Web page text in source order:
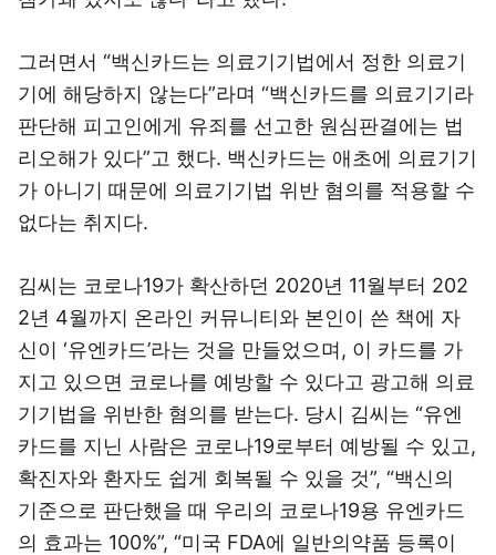
그러면서 “백신카드는 의료기기법에서 정한 의료기
기에 해당하지 않는다”라며 “백신카드를 의료기기라
판단해 피고인에게 유죄를 선고한 원심판결에는 법
리오해가 있다”고 했다. 백신카드는 애초에 의료기기
가 아니기 때문에 의료기기법 위반 혐의를 적용할 수
없다는 취지다.
김씨는 코로나19가 확산하던 2020년 11월부터 202
2년 4월까지 온라인 커뮤니티와 본인이 쓴 책에 자
신이 ‘유엔카드’라는 것을 만들었으며, 이 카드를 가
지고 있으면 코로나를 예방할 수 있다고 광고해 의료
기기법을 위반한 혐의를 받는다. 당시 김씨는 “유엔
카드를 지닌 사람은 코로나19로부터 예방될 수 있고,
확진자와 환자도 쉽게 회복될 수 있을 것”, “백신의
기준으로 판단했을 때 우리의 코로나19용 유엔카드
의 효과는 100%”, “미국 FDA에 일반의약품 등록이